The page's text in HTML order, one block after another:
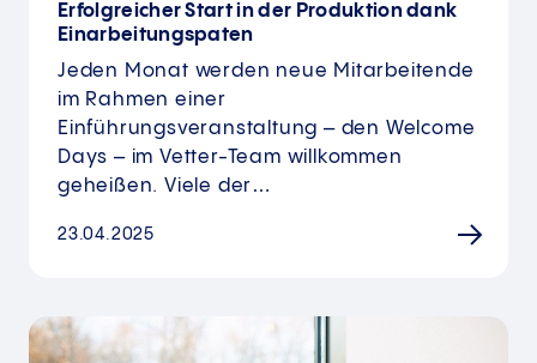
Erfolgreicher Start in der Produktion dank
Einarbeitungspaten
Jeden Monat werden neue Mitarbeitende
im Rahmen einer
Einführungsveranstaltung – den Welcome
Days – im Vetter-Team willkommen
geheißen. Viele der…
23.04.2025